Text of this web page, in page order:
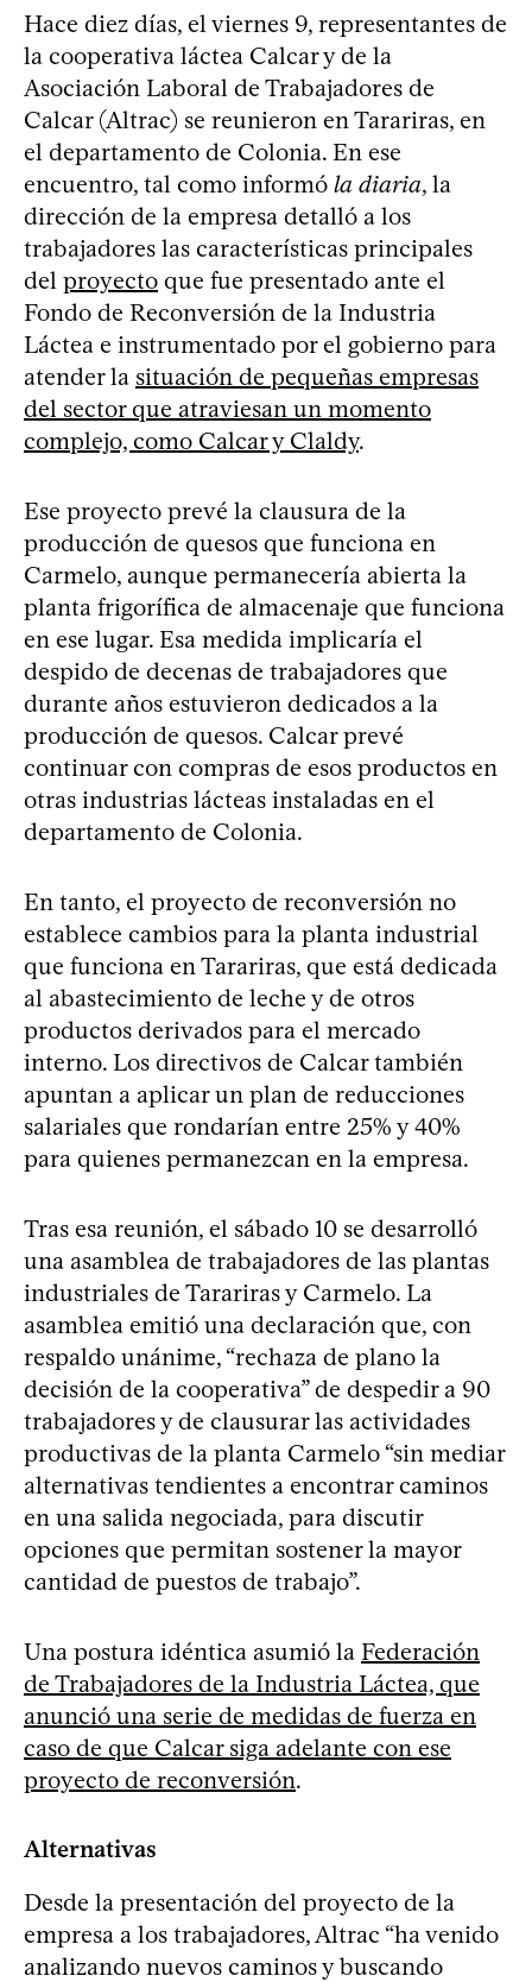
Hace diez días, el viernes 9, representantes de
la cooperativa láctea Calcar y de la
Asociación Laboral de Trabajadores de
Calcar (Altrac) se reunieron en Tarariras, en
el departamento de Colonia. En ese
encuentro, tal como informó la diaria, la
dirección de la empresa detalló a los
trabajadores las características principales
del proyecto que fue presentado ante el
Fondo de Reconversión de la Industria
Láctea e instrumentado por el gobierno para
atender la situación de pequeñas empresas
del sector que atraviesan un momento
complejo, como Calcar y Claldy.
Ese proyecto prevé la clausura de la
producción de quesos que funciona en
Carmelo, aunque permanecería abierta la
planta frigorífica de almacenaje que funciona
en ese lugar. Esa medida implicaría el
despido de decenas de trabajadores que
durante años estuvieron dedicados a la
producción de quesos. Calcar prevé
continuar con compras de esos productos en
otras industrias lácteas instaladas en el
departamento de Colonia.
En tanto, el proyecto de reconversión no
establece cambios para la planta industrial
que funciona en Tarariras, que está dedicada
al abastecimiento de leche y de otros
productos derivados para el mercado
interno. Los directivos de Calcar también
apuntan a aplicar un plan de reducciones
salariales que rondarían entre 25% y 40%
para quienes permanezcan en la empresa.
Tras esa reunión, el sábado 10 se desarrolló
una asamblea de trabajadores de las plantas
industriales de Tarariras y Carmelo. La
asamblea emitió una declaración que, con
respaldo unánime, “rechaza de plano la
decisión de la cooperativa” de despedir a 90
trabajadores y de clausurar las actividades
productivas de la planta Carmelo “sin mediar
alternativas tendientes a encontrar caminos
en una salida negociada, para discutir
opciones que permitan sostener la mayor
cantidad de puestos de trabajo”.
Una postura idéntica asumió la Federación
de Trabajadores de la Industria Láctea, que
anunció una serie de medidas de fuerza en
caso de que Calcar siga adelante con ese
proyecto de reconversión.
Alternativas
Desde la presentación del proyecto de la
empresa a los trabajadores, Altrac “ha venido
analizando nuevos caminos y buscando